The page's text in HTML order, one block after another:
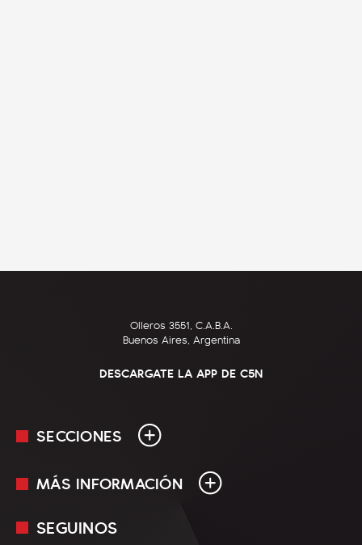
Olleros 3551, C.A.B.A.
Buenos Aires, Argentina
DESCARGATE LA APP DE C5N
SECCIONES
En Vivo
MÁS INFORMACIÓN
Mediakit
SEGUINOS